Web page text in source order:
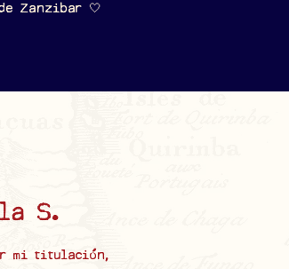
Zanzibar 🤍
S.
mi titulación,